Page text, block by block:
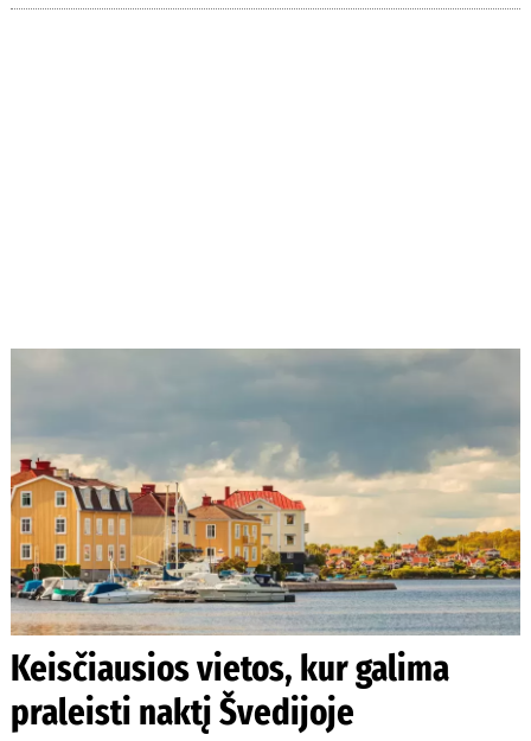
Keisčiausios vietos, kur galima
praleisti naktį Švedijoje